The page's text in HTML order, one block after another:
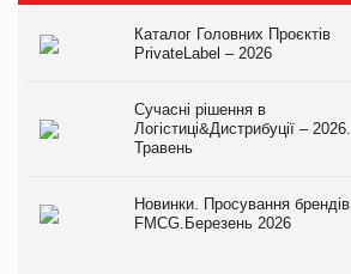
Каталог Головних Проєктів
PrivateLabel – 2026
Сучасні рішення в
Логістиці&Дистрибуції – 2026.
Травень
Новинки. Просування брендів
FMCG.Березень 2026